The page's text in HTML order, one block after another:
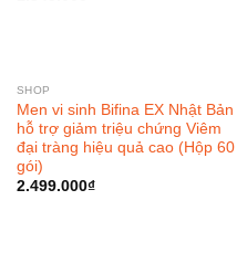
SHOP
Men vi sinh Bifina EX Nhật Bản
hỗ trợ giảm triệu chứng Viêm
đại tràng hiệu quả cao (Hộp 60
gói)
2.499.000₫